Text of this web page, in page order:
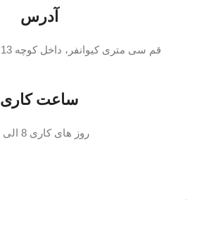
آدرس
قم سی متری کیوانفر، داخل کوچه 13 ، فروشگاه حسینی
ساعت کاری
روز های کاری 8 الی ۲۱